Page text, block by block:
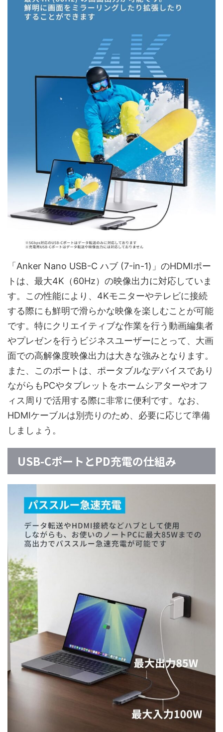
「Anker Nano USB-C ハブ (7-in-1)」のHDMIポー
トは、最大4K（60Hz）の映像出力に対応していま
す。この性能により、4Kモニターやテレビに接続
する際にも鮮明で滑らかな映像を楽しむことが可能
です。特にクリエイティブな作業を行う動画編集者
やプレゼンを行うビジネスユーザーにとって、大画
面での高解像度映像出力は大きな強みとなります。
また、このポートは、ポータブルなデバイスであり
ながらもPCやタブレットをホームシアターやオフ
ィス周りで活用する際に非常に便利です。なお、
HDMIケーブルは別売りのため、必要に応じて準備
しましょう。
USB-CポートとPD充電の仕組み